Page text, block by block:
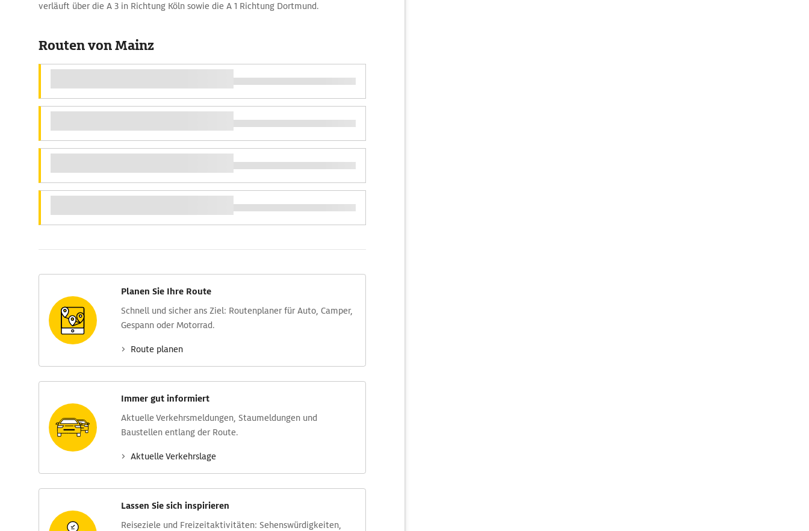
verläuft über die A 3 in Richtung Köln sowie die A 1 Richtung Dortmund.
Routen von Mainz
Planen Sie Ihre Route
Schnell und sicher ans Ziel: Routen­planer für Auto, Camper,
Gespann oder Motorrad.
Route planen
Immer gut informiert
Aktuelle Verkehrs­meldungen, Stau­meldungen und
Baustellen entlang der Route.
Aktuelle Verkehrs­lage
Lassen Sie sich inspirieren
Reise­ziele und Freizeit­aktivitäten: Sehens­würdig­keiten,